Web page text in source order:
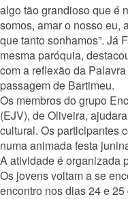
algo tão grandioso que é
somos, amar o nosso eu,
que tanto sonhamos”. Já
mesma paróquia,
com a reflexão da
passagem de Bartimeu.
Os membros do grupo
(EJV), de Oliveira,
cultural. Os participantes
numa animada festa
A atividade é organizada
Os jovens voltam a se
encontro nos dias 24 e 25